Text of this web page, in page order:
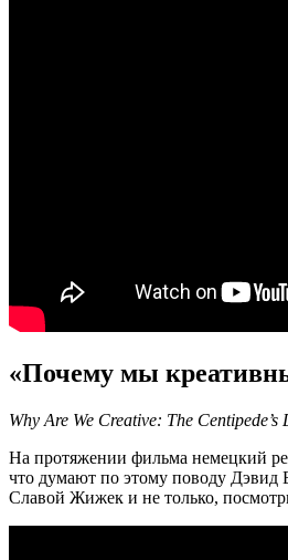
«Почему мы
Why Are We Creative: The
На протяжении фильма немецкий
что думают по этому поводу
Славой Жижек и не только,